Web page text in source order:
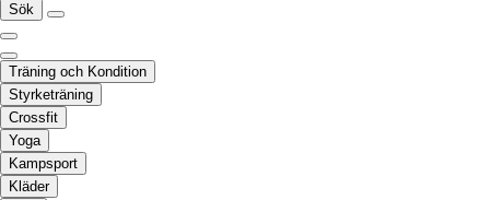
Sök
Träning och Kondition
Styrketräning
Crossfit
Yoga
Kampsport
Kläder